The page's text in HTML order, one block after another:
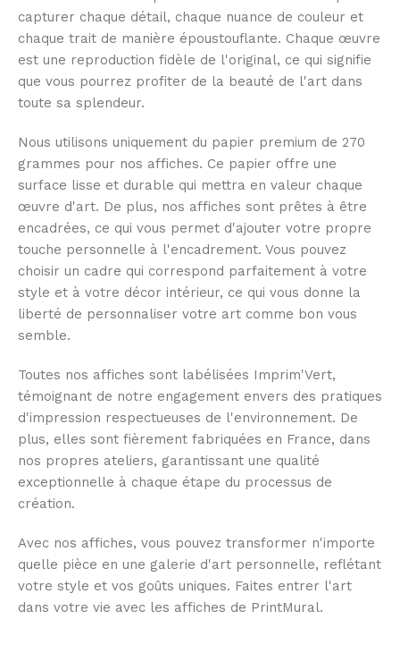
capturer chaque détail, chaque nuance de couleur et
chaque trait de manière époustouflante. Chaque œuvre
est une reproduction fidèle de l'original, ce qui signifie
que vous pourrez profiter de la beauté de l'art dans
toute sa splendeur.
Nous utilisons uniquement du papier premium de 270
grammes pour nos affiches. Ce papier offre une
surface lisse et durable qui mettra en valeur chaque
œuvre d'art. De plus, nos affiches sont prêtes à être
encadrées, ce qui vous permet d'ajouter votre propre
touche personnelle à l'encadrement. Vous pouvez
choisir un cadre qui correspond parfaitement à votre
style et à votre décor intérieur, ce qui vous donne la
liberté de personnaliser votre art comme bon vous
semble.
Toutes nos affiches sont labélisées Imprim'Vert,
témoignant de notre engagement envers des pratiques
d'impression respectueuses de l'environnement. De
plus, elles sont fièrement fabriquées en France, dans
nos propres ateliers, garantissant une qualité
exceptionnelle à chaque étape du processus de
création.
Avec nos affiches, vous pouvez transformer n'importe
quelle pièce en une galerie d'art personnelle, reflétant
votre style et vos goûts uniques. Faites entrer l'art
dans votre vie avec les affiches de PrintMural.